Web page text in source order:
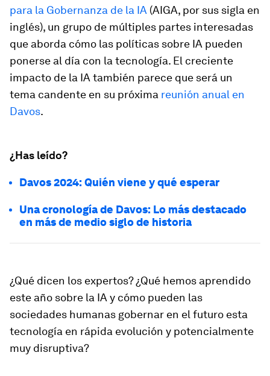
para la Gobernanza de la IA (AIGA, por sus sigla en
inglés), un grupo de múltiples partes interesadas
que aborda cómo las políticas sobre IA pueden
ponerse al día con la tecnología. El creciente
impacto de la IA también parece que será un
tema candente en su próxima reunión anual en
Davos.
¿Has leído?
Davos 2024: Quién viene y qué esperar
Una cronología de Davos: Lo más destacado
en más de medio siglo de historia
¿Qué dicen los expertos? ¿Qué hemos aprendido
este año sobre la IA y cómo pueden las
sociedades humanas gobernar en el futuro esta
tecnología en rápida evolución y potencialmente
muy disruptiva?